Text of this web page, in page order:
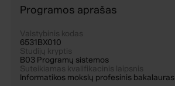
Programos aprašas
Valstybinis kodas
6531BX010
Studijų kryptis
B03 Programų sistemos
Suteikiamas kvalifikacinis laipsnis
Informatikos mokslų profesinis bakalauras